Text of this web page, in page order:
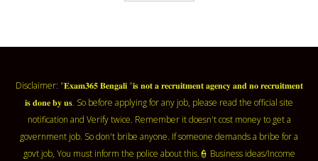
Disclaimer: "𝐄𝐱𝐚𝐦𝟑𝟔𝟓 𝐁𝐞𝐧𝐠𝐚𝐥𝐢 "𝐢𝐬 𝐧𝐨𝐭 𝐚 𝐫𝐞𝐜𝐫𝐮𝐢𝐭𝐦𝐞𝐧𝐭 𝐚𝐠𝐞𝐧𝐜𝐲 𝐚𝐧𝐝 𝐧𝐨 𝐫𝐞𝐜𝐫𝐮𝐢𝐭𝐦𝐞𝐧𝐭
𝐢𝐬 𝐝𝐨𝐧𝐞 𝐛𝐲 𝐮𝐬. So before applying for any job, please read the official site
notification and Verify twice. Remember it doesn't cost money to get a
government job. So don't bribe anyone. If someone demands a bribe for a
govt job, You must inform the police about this.👮 Business ideas/Income